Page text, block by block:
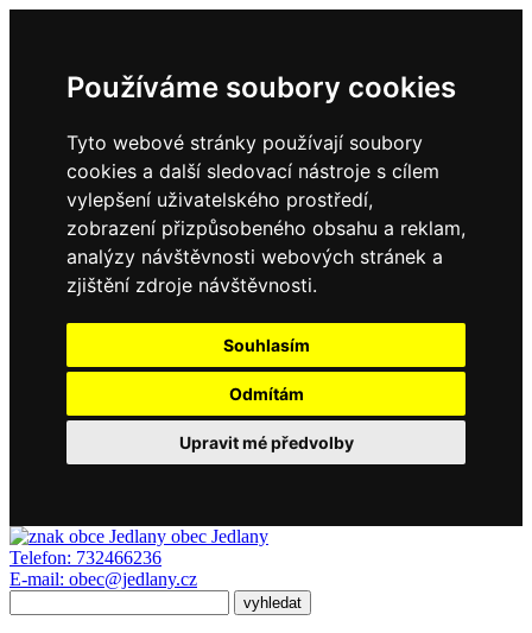
Používáme soubory cookies
Tyto webové stránky používají soubory
cookies a další sledovací nástroje s cílem
vylepšení uživatelského prostředí,
zobrazení přizpůsobeného obsahu a reklam,
analýzy návštěvnosti webových stránek a
zjištění zdroje návštěvnosti.
Souhlasím
Odmítám
Upravit mé předvolby
obec Jedlany
Telefon: 732466236
E-mail: obec@jedlany.cz